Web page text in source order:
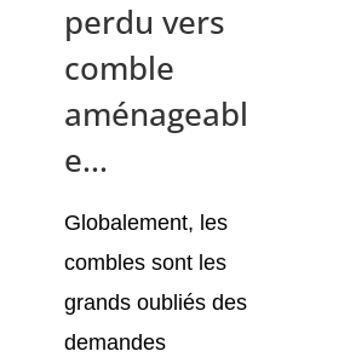
perdu vers
comble
aménageabl
e...
Globalement, les
combles sont les
grands oubliés des
demandes